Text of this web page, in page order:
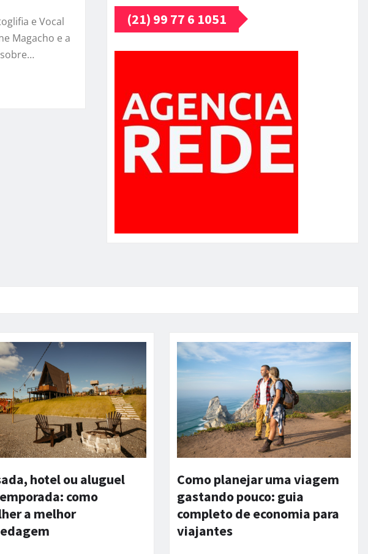
e Vocal
Magacho e a
(21) 99 77 6 1051
hotel ou aluguel
como
a melhor
Como planejar uma viagem
gastando pouco: guia
completo de economia para
viajantes